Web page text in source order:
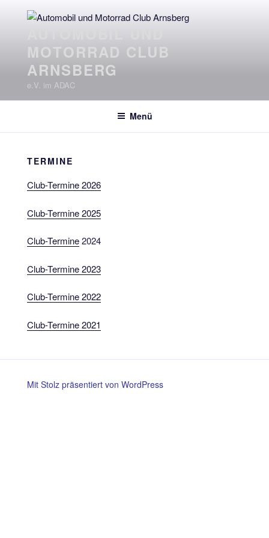
MOTORRAD CLUB
ARNSBERG
e.V. im ADAC
Menü
TERMINE
Club-Termine 2026
Club-Termine 2025
Club-Termine2024
Club-Termine 2023
Club-Termine 2022
Club-Termine 2021
Mit Stolz präsentiert von WordPress